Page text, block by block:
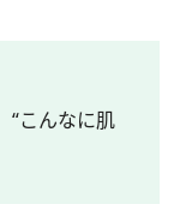
“こんなに肌